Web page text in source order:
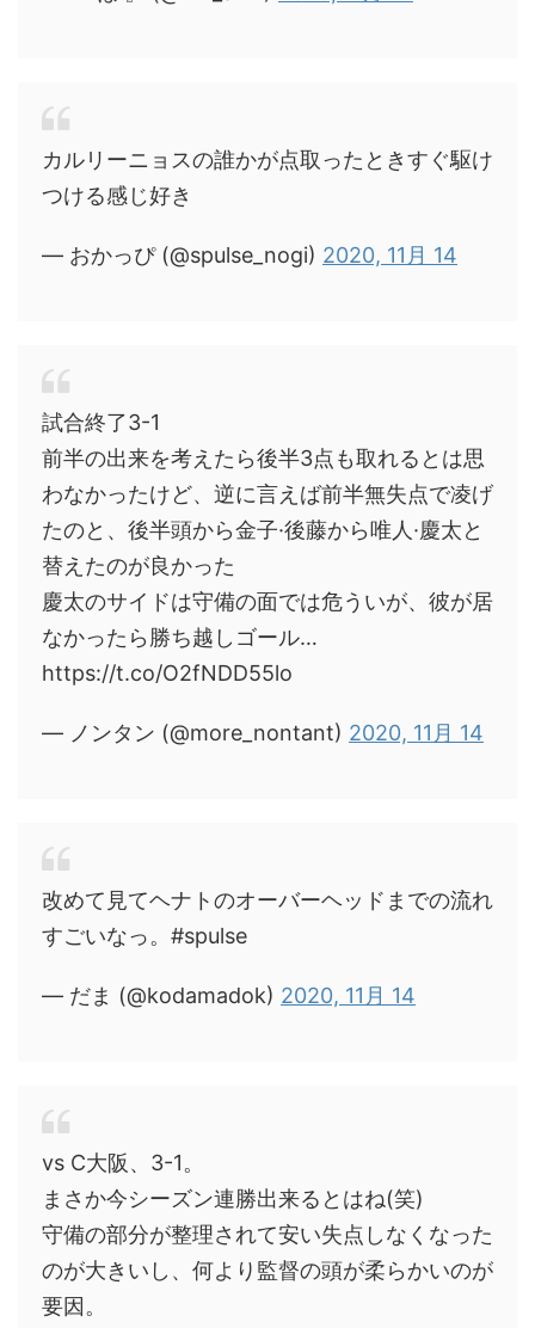
カルリーニョスの誰かが点取ったときすぐ駆け
つける感じ好き
— おかっぴ (@spulse_nogi) 2020, 11月 14
試合終了3-1
前半の出来を考えたら後半3点も取れるとは思
わなかったけど、逆に言えば前半無失点で凌げ
たのと、後半頭から金子·後藤から唯人·慶太と
替えたのが良かった
慶太のサイドは守備の面では危ういが、彼が居
なかったら勝ち越しゴール…
https://t.co/O2fNDD55lo
— ノンタン (@more_nontant) 2020, 11月 14
改めて見てヘナトのオーバーヘッドまでの流れ
すごいなっ。#spulse
— だま (@kodamadok) 2020, 11月 14
vs C大阪、3-1。
まさか今シーズン連勝出来るとはね(笑)
守備の部分が整理されて安い失点しなくなった
のが大きいし、何より監督の頭が柔らかいのが
要因。